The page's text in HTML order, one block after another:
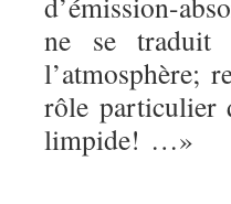
ne se traduit
l’atmosphère;
rôle particulier
limpide! …»